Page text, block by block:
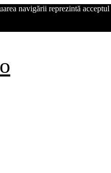
navigării reprezintă